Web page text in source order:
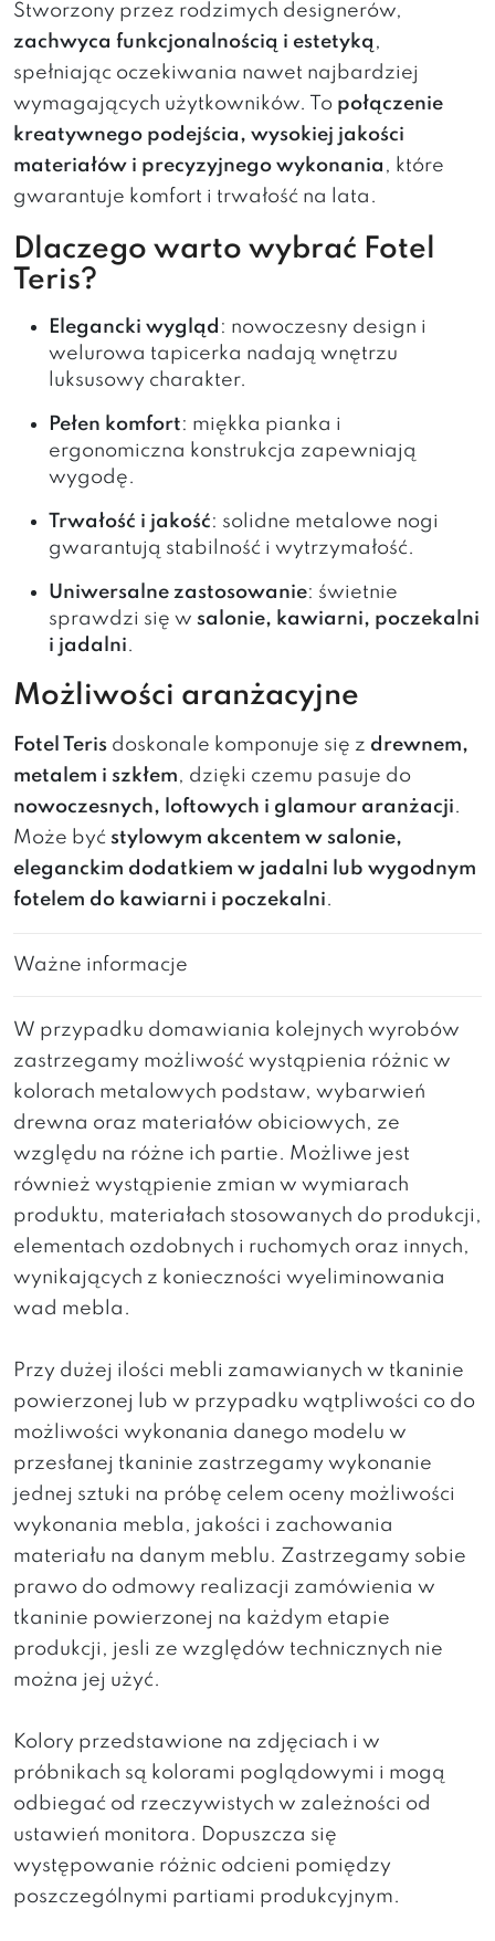
Stworzony przez rodzimych designerów,
zachwyca funkcjonalnością i estetyką ,
spełniając oczekiwania nawet najbardziej
wymagających użytkowników. To połączenie
kreatywnego podejścia, wysokiej jakości
materiałów i precyzyjnego wykonania , które
gwarantuje komfort i trwałość na lata.
Dlaczego warto wybrać Fotel
Teris?
Elegancki wygląd : nowoczesny design i
welurowa tapicerka nadają wnętrzu
luksusowy charakter.
Pełen komfort: miękka pianka i
ergonomiczna konstrukcja zapewniają
wygodę.
Trwałość i jakość: solidne metalowe nogi
gwarantują stabilność i wytrzymałość.
Uniwersalne zastosowanie: świetnie
sprawdzi się w salonie, kawiarni, poczekalni
i jadalni.
Możliwości aranżacyjne
Fotel Teris doskonale komponuje się z drewnem,
metalem i szkłem, dzięki czemu pasuje do
nowoczesnych, loftowych i glamour aranżacji.
Może być stylowym akcentem w salonie,
eleganckim dodatkiem w jadalni lub wygodnym
fotelem do kawiarni i poczekalni.
Ważne informacje
W przypadku domawiania kolejnych wyrobów
zastrzegamy możliwość wystąpienia różnic w
kolorach metalowych podstaw, wybarwień
drewna oraz materiałów obiciowych, ze
względu na różne ich partie. Możliwe jest
również wystąpienie zmian w wymiarach
produktu, materiałach stosowanych do produkcji,
elementach ozdobnych i ruchomych oraz innych,
wynikających z konieczności wyeliminowania
wad mebla.
Przy dużej ilości mebli zamawianych w tkaninie
powierzonej lub w przypadku wątpliwości co do
możliwości wykonania danego modelu w
przesłanej tkaninie zastrzegamy wykonanie
jednej sztuki na próbę celem oceny możliwości
wykonania mebla, jakości i zachowania
materiału na danym meblu. Zastrzegamy sobie
prawo do odmowy realizacji zamówienia w
tkaninie powierzonej na każdym etapie
produkcji, jesli ze względów technicznych nie
można jej użyć.
Kolory przedstawione na zdjęciach i w
próbnikach są kolorami poglądowymi i mogą
odbiegać od rzeczywistych w zależności od
ustawień monitora. Dopuszcza się
występowanie różnic odcieni pomiędzy
poszczególnymi partiami produkcyjnym.